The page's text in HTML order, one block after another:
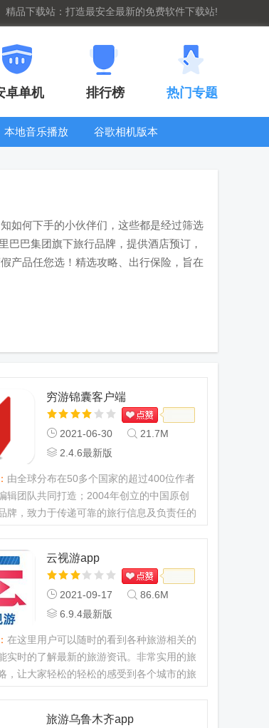
精品下载站：打造最安全最新的免费软件下载站!
卓单机 排行榜 热门专题
本地音乐播放
谷歌相机版本
如何下手的小伙伴们，这些都是经过筛选
巴巴集团旗下旅行品牌，提供酒店预订，
产品任您选！精选攻略、出行保险，旨在
穷游锦囊客户端
2021-06-30
21.7M
2.4.6最新版
由全球分布在50多个国家的超过400位作者
辑团队共同打造；2004年创立的中国原创
牌，致力于传递可靠的旅行信息及负责任的
云视游app
2021-09-17
86.6M
6.9.4最新版
在这里用户可以随时的看到各种旅游相关的
实时的了解最新的旅游资讯。非常实用的旅
，让大家轻松的轻松的感受到各个城市的旅
旅游乌鲁木齐app